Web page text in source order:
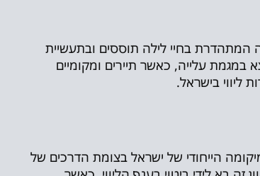
המתהדרת בחיי לילה תוססים ובתעשיית
במגמת עלייה, כאשר תיירים ומקומיים
ליווי בישראל.
הייחודי של ישראל בצומת הדרכים של